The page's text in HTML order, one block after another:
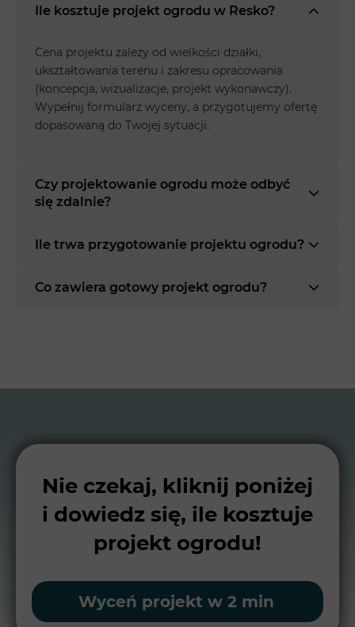
Ile kosztuje projekt ogrodu w Resko?
Cena projektu zależy od wielkości działki,
ukształtowania terenu i zakresu opracowania
(koncepcja, wizualizacje, projekt wykonawczy).
Wypełnij formularz wyceny, a przygotujemy ofertę
dopasowaną do Twojej sytuacji.
Czy projektowanie ogrodu może odbyć
się zdalnie?
Ile trwa przygotowanie projektu ogrodu?
Co zawiera gotowy projekt ogrodu?
Nie czekaj, kliknij poniżej
i dowiedz się, ile kosztuje
projekt ogrodu!
Wyceń projekt w 2 min